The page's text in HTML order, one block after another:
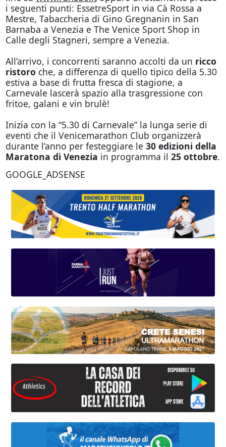
i seguenti punti: EssetreSport in via Cà Rossa a
Mestre, Tabaccheria di Gino Gregnanin in San
Barnaba a Venezia e The Venice Sport Shop in
Calle degli Stagneri, sempre a Venezia.
All’arrivo, i concorrenti saranno accolti da un ricco
ristoro che, a differenza di quello tipico della 5.30
estiva a base di frutta fresca di stagione, a
Carnevale lascerà spazio alla trasgressione con
fritoe, galani e vin brulè!
Inizia con la “5.30 di Carnevale” la lunga serie di
eventi che il Venicemarathon Club organizzerà
durante l’anno per festeggiare le 30 edizioni della
Maratona di Venezia in programma il 25 ottobre.
GOOGLE_ADSENSE